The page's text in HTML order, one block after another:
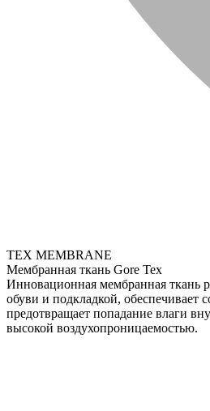
TEX MEMBRANE
Мембранная ткань Gore Tex
Инновационная мембранная ткань
обуви и подкладкой, обеспечивает
предотвращает попадание влаги
высокой воздухопроницаемостью.